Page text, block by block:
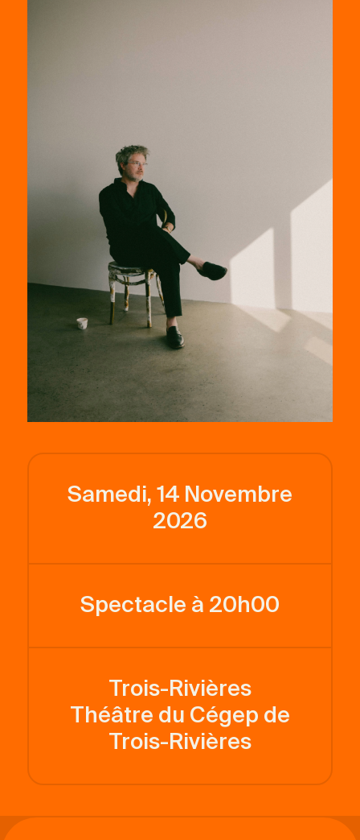
Samedi, 14 Novembre
2026
Spectacle à 20h00
Trois-Rivières
Théâtre du Cégep de
Trois-Rivières